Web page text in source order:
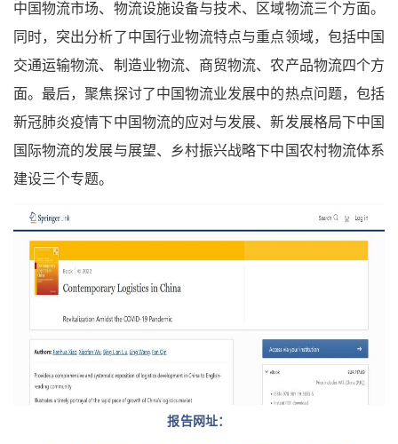
中国物流市场、物流设施设备与技术、区域物流三个方面。
同时，突出分析了中国行业物流特点与重点领域，包括中国
交通运输物流、制造业物流、商贸物流、农产品物流四个方
面。最后，聚焦探讨了中国物流业发展中的热点问题，包括
新冠肺炎疫情下中国物流的应对与发展、新发展格局下中国
国际物流的发展与展望、乡村振兴战略下中国农村物流体系
建设三个专题。
报告网址：